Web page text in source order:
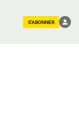
S'ABONNER